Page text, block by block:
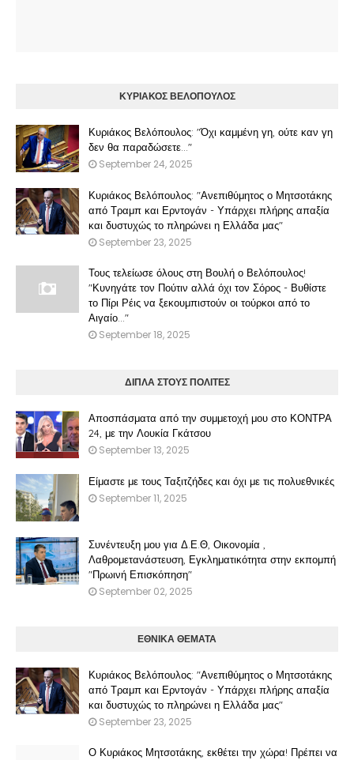
ΚΥΡΙΑΚΟΣ ΒΕΛΟΠΟΥΛΟΣ
Κυριάκος Βελόπουλος: "Όχι καμμένη γη, ούτε καν γη
δεν θα παραδώσετε..."
September 24, 2025
Κυριάκος Βελόπουλος: "Ανεπιθύμητος ο Μητσοτάκης
από Τραμπ και Ερντογάν - Υπάρχει πλήρης απαξία
και δυστυχώς το πληρώνει η Ελλάδα μας"
September 23, 2025
Τους τελείωσε όλους στη Βουλή ο Βελόπουλος!
"Κυνηγάτε τον Πούτιν αλλά όχι τον Σόρος - Βυθίστε
το Πίρι Ρέις να ξεκουμπιστούν οι τούρκοι από το
Αιγαίο..."
September 18, 2025
ΔΙΠΛΑ ΣΤΟΥΣ ΠΟΛΙΤΕΣ
Αποσπάσματα από την συμμετοχή μου στο ΚΟΝΤΡΑ
24, με την Λουκία Γκάτσου
September 13, 2025
Είμαστε με τους Ταξιτζήδες και όχι με τις πολυεθνικές
September 11, 2025
Συνέντευξη μου για Δ.Ε.Θ, Οικονομία ,
Λαθρομετανάστευση, Εγκληματικότητα στην εκπομπή
"Πρωινή Επισκόπηση"
September 02, 2025
ΕΘΝΙΚΑ ΘΕΜΑΤΑ
Κυριάκος Βελόπουλος: "Ανεπιθύμητος ο Μητσοτάκης
από Τραμπ και Ερντογάν - Υπάρχει πλήρης απαξία
και δυστυχώς το πληρώνει η Ελλάδα μας"
September 23, 2025
Ο Κυριάκος Μητσοτάκης, εκθέτει την χώρα! Πρέπει να